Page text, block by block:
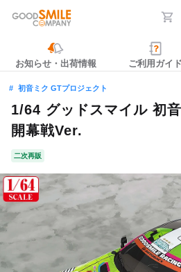
お知らせ・出荷情報 ご利用ガイド
初音ミク GTプロジェクト
1/64 グッドスマイル 初
開幕戦Ver.
二次再販